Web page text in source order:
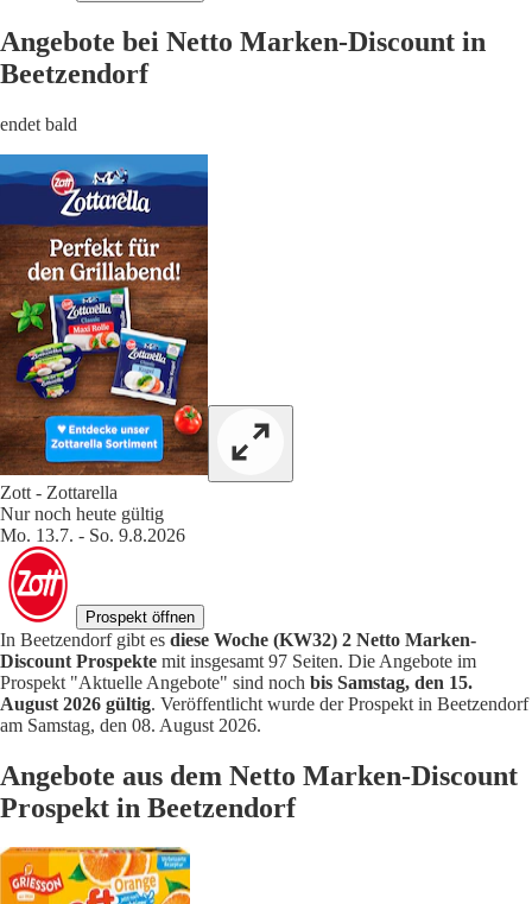
Angebote bei Netto Marken-Discount in
Beetzendorf
endet bald
Zott - Zottarella
Nur noch heute gültig
Mo. 13.7. - So. 9.8.2026
Prospekt öffnen
In Beetzendorf gibt es diese Woche (KW32) 2 Netto Marken-
Discount Prospekte mit insgesamt 97 Seiten. Die Angebote im
Prospekt "Aktuelle Angebote" sind noch bis Samstag, den 15.
August 2026 gültig. Veröffentlicht wurde der Prospekt in Beetzendorf
am Samstag, den 08. August 2026.
Angebote aus dem Netto Marken-Discount
Prospekt in Beetzendorf